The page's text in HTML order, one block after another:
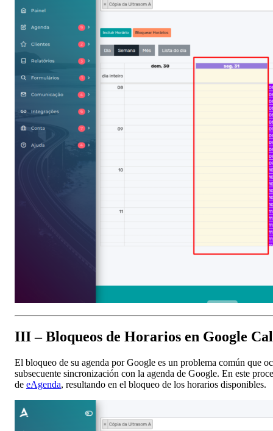
III – Bloqueos de Horarios en Google
El bloqueo de su agenda por Google es un problema común que
subsecuente sincronización con la agenda de Google. En este
de eAgenda, resultando en el bloqueo de los horarios disponibles.